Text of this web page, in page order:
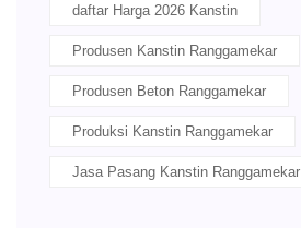
daftar Harga 2026 Kanstin
Produsen Kanstin Ranggamekar
Produsen Beton Ranggamekar
Produksi Kanstin Ranggamekar
Jasa Pasang Kanstin Ranggamekar